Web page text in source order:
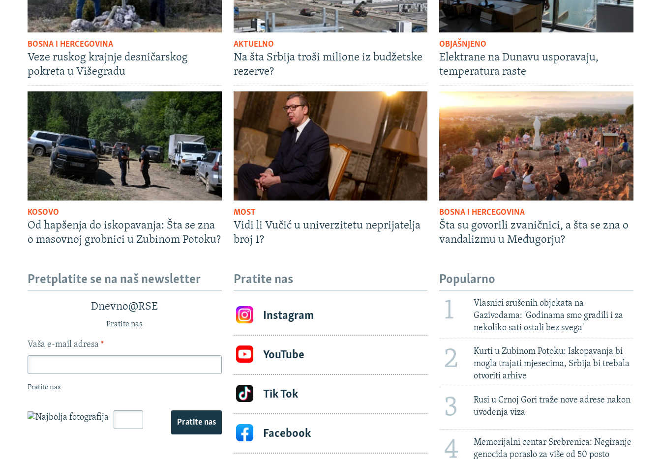
BOSNA I HERCEGOVINA
Veze ruskog krajnje desničarskog
pokreta u Višegradu
AKTUELNO
Na šta Srbija troši milione iz budžetske
rezerve?
OBJAŠNJENO
Elektrane na Dunavu usporavaju,
temperatura raste
KOSOVO
Od hapšenja do iskopavanja: Šta se zna
o masovnoj grobnici u Zubinom Potoku?
MOST
Vidi li Vučić u univerzitetu neprijatelja
broj 1?
BOSNA I HERCEGOVINA
Šta su govorili zvaničnici, a šta se zna o
vandalizmu u Međugorju?
Pretplatite se na naš newsletter
Dnevno@RSE
Pratite nas
Vaša e-mail adresa *
Pratite nas
Pratite nas
Pratite nas
Instagram
YouTube
Tik Tok
Facebook
Popularno
1
Vlasnici srušenih objekata na
Gazivodama: 'Godinama smo gradili i za
nekoliko sati ostali bez svega'
2
Kurti u Zubinom Potoku: Iskopavanja bi
mogla trajati mjesecima, Srbija bi trebala
otvoriti arhive
3
Rusi u Crnoj Gori traže nove adrese nakon
uvođenja viza
4
Memorijalni centar Srebrenica: Negiranje
genocida poraslo za više od 50 posto